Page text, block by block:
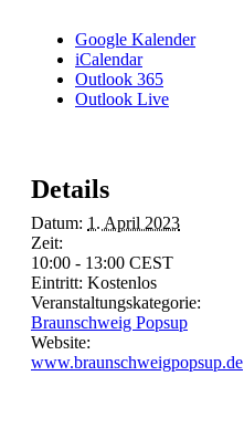
Google Kalender
iCalendar
Outlook 365
Outlook Live
Details
Datum: 1. April 2023
Zeit:
10:00 - 13:00 CEST
Eintritt: Kostenlos
Veranstaltungskategorie:
Braunschweig Popsup
Website:
www.braunschweigpopsup.de